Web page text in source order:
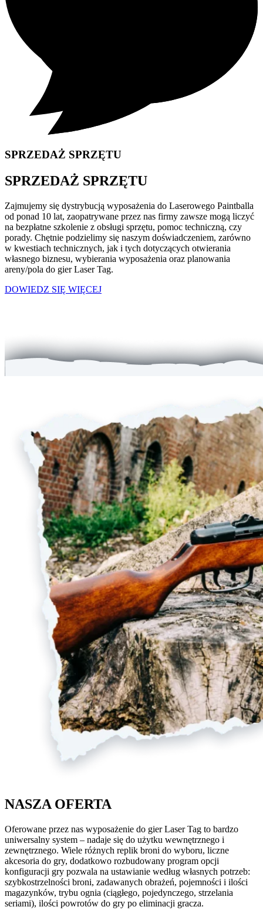
SPRZEDAŻ SPRZĘTU
SPRZEDAŻ SPRZĘTU
Zajmujemy się dystrybucją wyposażenia do Laserowego Paintballa
od ponad 10 lat, zaopatrywane przez nas firmy zawsze mogą liczyć
na bezpłatne szkolenie z obsługi sprzętu, pomoc techniczną, czy
porady. Chętnie podzielimy się naszym doświadczeniem, zarówno
w kwestiach technicznych, jak i tych dotyczących otwierania
własnego biznesu, wybierania wyposażenia oraz planowania
areny/pola do gier Laser Tag.
DOWIEDZ SIĘ WIĘCEJ
NASZA OFERTA
Oferowane przez nas wyposażenie do gier Laser Tag to bardzo
uniwersalny system – nadaje się do użytku wewnętrznego i
zewnętrznego. Wiele różnych replik broni do wyboru, liczne
akcesoria do gry, dodatkowo rozbudowany program opcji
konfiguracji gry pozwala na ustawianie według własnych potrzeb:
szybkostrzelności broni, zadawanych obrażeń, pojemności i ilości
magazynków, trybu ognia (ciągłego, pojedynczego, strzelania
seriami), ilości powrotów do gry po eliminacji gracza.